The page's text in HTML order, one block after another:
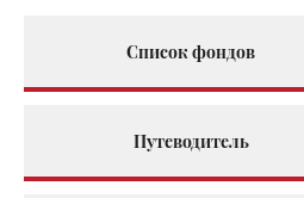
Список фондов
Путеводитель